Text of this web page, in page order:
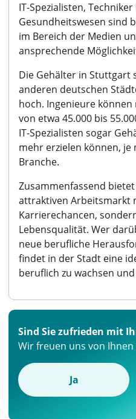
IT-Spezialisten,
Gesundheitswesen sind
im Bereich der Medien
ansprechende
Die Gehälter in Stuttgart
anderen deutschen
hoch. Ingenieure
von etwa 45.000 bis
IT-Spezialisten sogar
mehr erzielen können, je
Branche.
Zusammenfassend
attraktiven Arbeitsmarkt
Karrierechancen,
Lebensqualität. Wer
neue berufliche
findet in der Stadt eine
beruflich zu wachsen
Sind Sie zufrieden mit
Wir freuen uns von Ihnen
Ja